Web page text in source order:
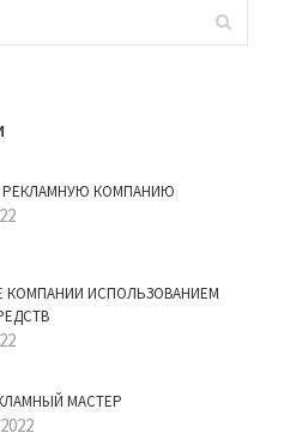
РЕКЛАМНУЮ КОМПАНИЮ
ИСПОЛЬЗОВАНИЕМ
МАСТЕР